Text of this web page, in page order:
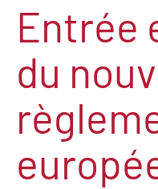
Entrée
du